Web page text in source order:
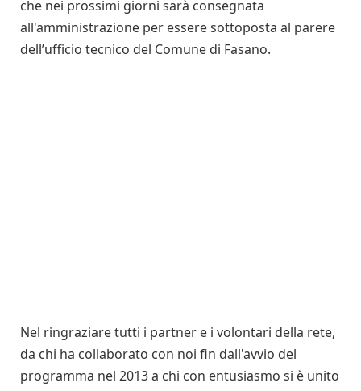
che nei prossimi giorni sarà consegnata
all'amministrazione per essere sottoposta al parere
dell’ufficio tecnico del Comune di Fasano.
Nel ringraziare tutti i partner e i volontari della rete,
da chi ha collaborato con noi fin dall'avvio del
programma nel 2013 a chi con entusiasmo si è unito